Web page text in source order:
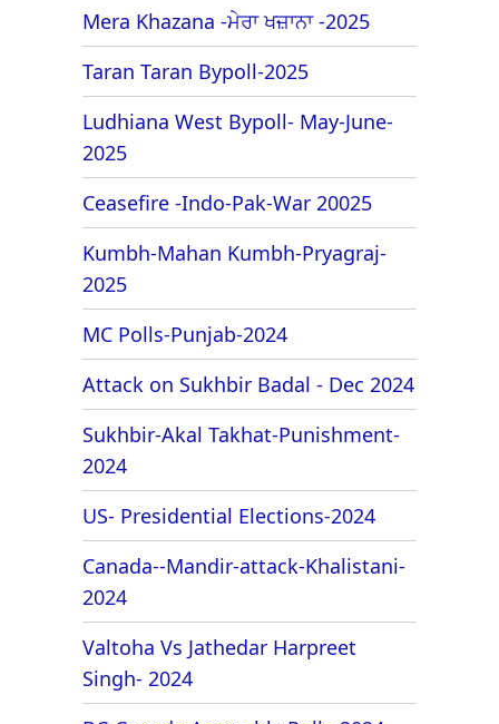
Mera Khazana -ਮੇਰਾ ਖਜ਼ਾਨਾ -2025
Taran Taran Bypoll-2025
Ludhiana West Bypoll- May-June-
2025
Ceasefire -Indo-Pak-War 20025
Kumbh-Mahan Kumbh-Pryagraj-
2025
MC Polls-Punjab-2024
Attack on Sukhbir Badal - Dec 2024
Sukhbir-Akal Takhat-Punishment-
2024
US- Presidential Elections-2024
Canada--Mandir-attack-Khalistani-
2024
Valtoha Vs Jathedar Harpreet
Singh- 2024